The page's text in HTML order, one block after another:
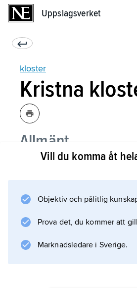
Uppslagsverket
kloster
Kristna
Allmänt
Klosterreformer
Klostrens
Efter medeltiden
Vill du komma åt
Objektiv och pålitlig
Prova det, du kommer att
Marknadsledare i Sverige.